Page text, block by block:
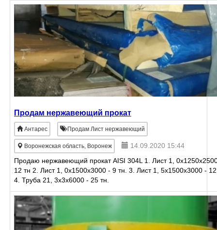
Продам нержавеющий прокат
Антарес Продам Лист нержавеющий
Воронежская область, Воронеж
14.09.2020 15:44
Продаю нержавеющий прокат AISI 304L 1. Лист 1,
12 тн 2. Лист 1, 0х1500х3000 - 9 тн. 3. Лист 1, 5х1500х3000 -
4. Труба 21, 3х3х6000 - 25 тн.